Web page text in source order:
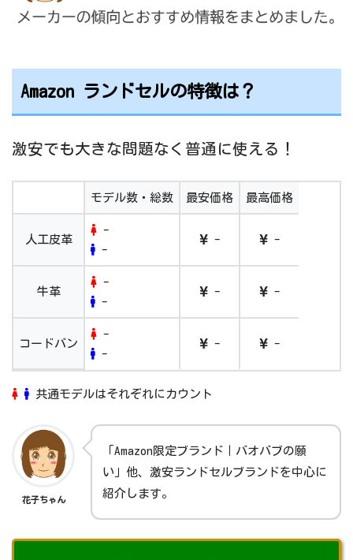
Amazon ランドセルの特徴は？
激安でも大きな問題なく普通に使える！
モデル数・総数 最安価格 最高価格
人工皮革
-
-
- -
牛革
-
-
- -
コードバン
-
-
- -
共通モデルはそれぞれにカウント
花子ちゃん
「Amazon限定ブランド｜バオバブの願
い」他、激安ランドセルブランドを中心に
紹介します。